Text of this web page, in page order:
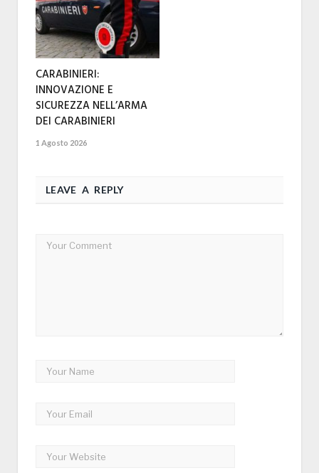
CARABINIERI:
INNOVAZIONE E
SICUREZZA NELL’ARMA
DEI CARABINIERI
1 Agosto 2026
LEAVE A REPLY